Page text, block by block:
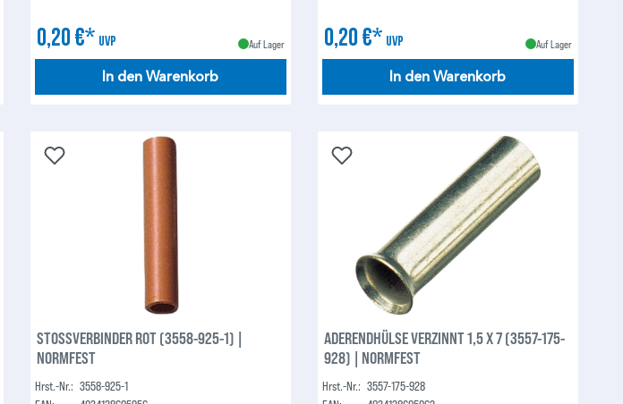
0,20 €* UVP Auf Lager
In den Warenkorb
0,20 €* UVP Auf Lager
In den Warenkorb
STOSSVERBINDER ROT (3558-925-1) |
NORMFEST
Hrst.-Nr.: 3558-925-1
ADERENDHÜLSE VERZINNT 1,5 X 7 (3557-175-
928) | NORMFEST
Hrst.-Nr.: 3557-175-928